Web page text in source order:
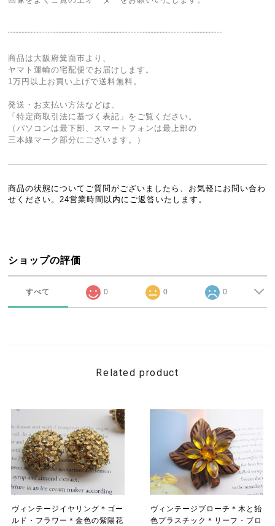
¨¨¨¨¨¨¨¨¨¨¨¨¨¨¨¨¨¨¨¨¨¨¨¨¨¨¨¨¨¨¨¨¨¨¨¨¨¨¨¨¨¨¨¨¨¨¨¨¨¨¨¨¨¨¨¨¨¨¨¨¨¨¨¨¨¨¨¨¨¨
商品は大阪府箕面市より、
ヤマト運輸の宅配便でお届けします。
1万円以上お買い上げで送料無料。
発送・お支払い方法などは、
「特定商取引法に基づく表記」をご覧ください。
（パソコンは最下部、スマートフォンは最上部の
三本線マーク部分にございます。）
商品の状態についてご質問がございましたら、お気軽にお問い合わ
せください。24営業時間以内にご返答いたします。
ショップの評価
すべて 0 0 0
Related product
ヴィンテージイヤリング＊ゴー
ルド・フラワー＊金色の紫陽花
ヴィンテージブローチ＊木と飴
色プラスチック＊リーフ・ブロ